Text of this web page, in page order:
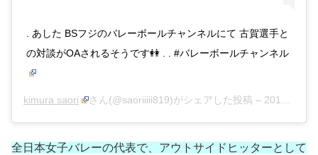
. あした BSフジのバレーボールチャンネルにて 古賀選手と
の対談がOAされるそうです👭 . . #バレーボールチャンネル
kimura saori さん(@saoriiiii819)がシェアした投稿 – 2019年 8月月15日午前4時31分PDT
全日本女子バレーの代表で、アウトサイドヒッターとして